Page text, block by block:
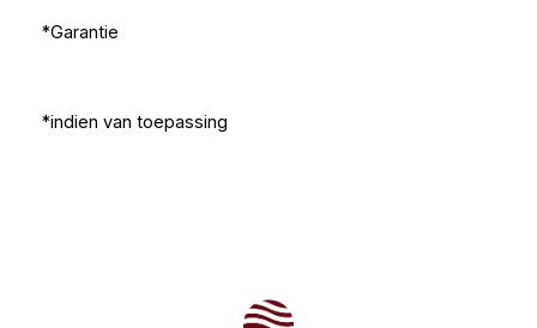
*Garantie
*indien van toepassing